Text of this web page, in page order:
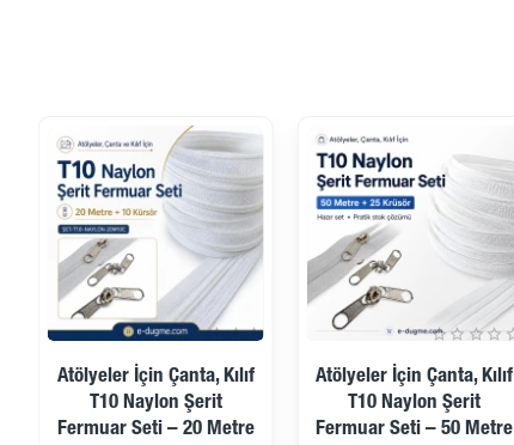
Atölyeler İçin Çanta, Kılıf
T10 Naylon Şerit
Fermuar Seti – 20 Metre
İndirimde
Atölyeler İçin Çanta, Kılıf
T10 Naylon Şerit
Fermuar Seti – 50 Metre